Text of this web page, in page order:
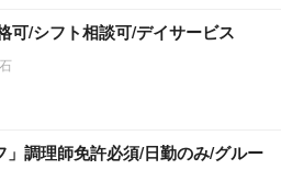
可/シフト相談可/デイサービス
」調理師免許必須/日勤のみ/グルー